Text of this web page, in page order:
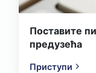
Поставите
предузећа
Приступи